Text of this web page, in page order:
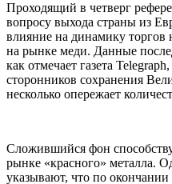
Проходящий в четверг
вопросу выхода страны из
влияние на динамику
на рынке меди. Данные
как отмечает газета
сторонников сохранения
несколько опережает
Сложившийся фон
рынке «красного» металла.
указывают, что по